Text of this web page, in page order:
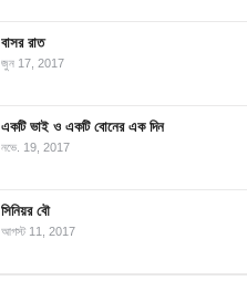
বাসর রাত
জুন 17, 2017
একটি ভাই ও একটি বোনের এক দিন
নভে. 19, 2017
সিনিয়র বৌ
আগস্ট 11, 2017